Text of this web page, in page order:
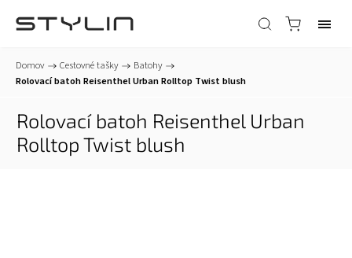
Domov / Cestovné tašky / Batohy /
Rolovací batoh Reisenthel Urban Rolltop Twist blush
Rolovací batoh Reisenthel Urban
Rolltop Twist blush